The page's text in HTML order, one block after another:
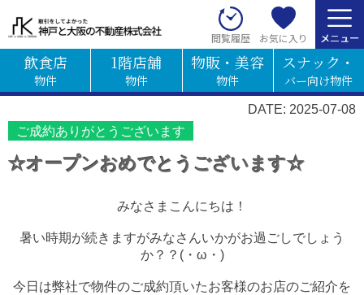
閲覧履歴 お気に入り
飲食店
物件
1階店舗
物件
物販・美容
物件
スナック・
バー向け物件
DATE: 2025-07-08
ご成約ありがとうございます
☆オープンおめでとうございます☆
みなさまこんにちは！
暑い時期が続きますがみなさんいかがお過ごしでしょう
か？？(・ω・)
今日は弊社で物件のご成約頂いたお客様のお店のご紹介を